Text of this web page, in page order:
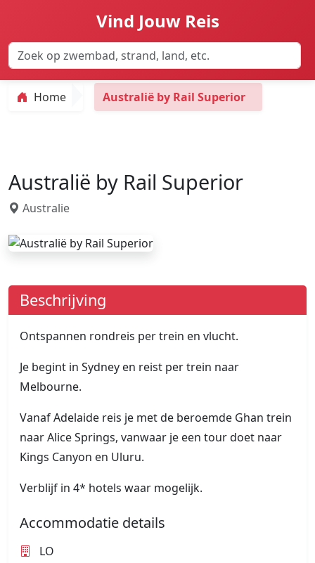
Vind Jouw Reis
Home Australië by Rail Superior
Australië by Rail Superior
Australie
Beschrijving
Ontspannen rondreis per trein en vlucht.
Je begint in Sydney en reist per trein naar
Melbourne.
Vanaf Adelaide reis je met de beroemde Ghan trein
naar Alice Springs, vanwaar je een tour doet naar
Kings Canyon en Uluru.
Verblijf in 4* hotels waar mogelijk.
Accommodatie details
LO